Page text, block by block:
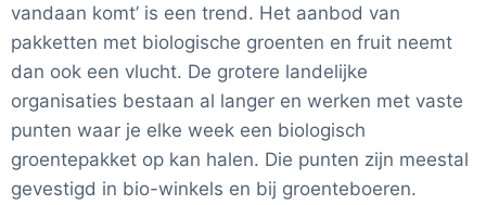
vandaan komt’ is een trend. Het aanbod van
pakketten met biologische groenten en fruit neemt
dan ook een vlucht. De grotere landelijke
organisaties bestaan al langer en werken met vaste
punten waar je elke week een biologisch
groentepakket op kan halen. Die punten zijn meestal
gevestigd in bio-winkels en bij groenteboeren.